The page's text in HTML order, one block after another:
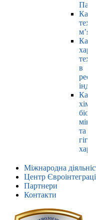
м’яса
в
хімії,
та
Міжнародна
Центр
Партнери
Контакти